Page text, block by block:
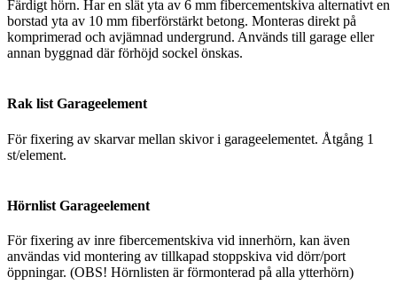
Färdigt hörn. Har en slät yta av 6 mm fibercementskiva alternativt en
borstad yta av 10 mm fiberförstärkt betong. Monteras direkt på
komprimerad och avjämnad undergrund. Används till garage eller
annan byggnad där förhöjd sockel önskas.
Rak list Garageelement
För fixering av skarvar mellan skivor i garageelementet. Åtgång 1
st/element.
Hörnlist Garageelement
För fixering av inre fibercementskiva vid innerhörn, kan även
användas vid montering av tillkapad stoppskiva vid dörr/port
öppningar. (OBS! Hörnlisten är förmonterad på alla ytterhörn)